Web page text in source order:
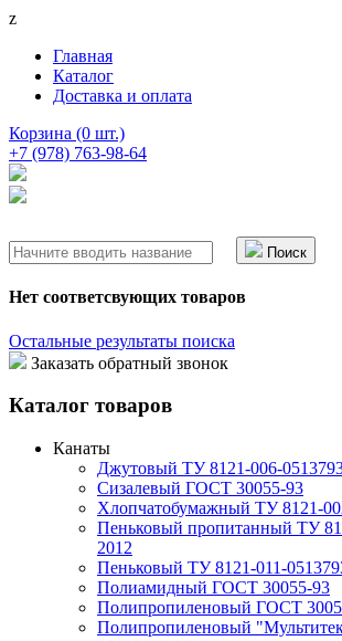
z
Главная
Каталог
Доставка и оплата
Корзина (0 шт.)
+7 (978) 763-98-64
Поиск
Нет соответсвующих товаров
Остальные результаты поиска
Заказать обратный звонок
Каталог товаров
Канаты
Джутовый ТУ 8121-006-
Сизалевый ГОСТ 30055-93
Хлопчатобумажный ТУ 8121-
Пеньковый пропитанный ТУ
2012
Пеньковый ТУ 8121-011-
Полиамидный ГОСТ 30055-93
Полипропиленовый ГОСТ
Полипропиленовый